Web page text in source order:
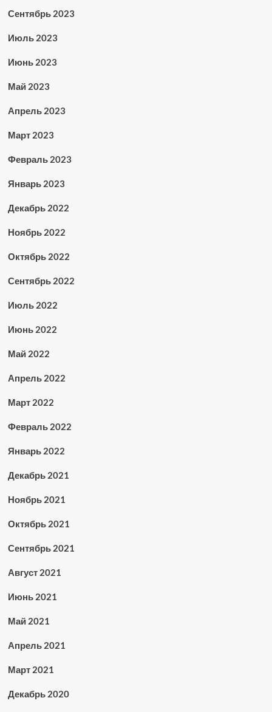
Сентябрь 2023
Июль 2023
Июнь 2023
Май 2023
Апрель 2023
Март 2023
Февраль 2023
Январь 2023
Декабрь 2022
Ноябрь 2022
Октябрь 2022
Сентябрь 2022
Июль 2022
Июнь 2022
Май 2022
Апрель 2022
Март 2022
Февраль 2022
Январь 2022
Декабрь 2021
Ноябрь 2021
Октябрь 2021
Сентябрь 2021
Август 2021
Июнь 2021
Май 2021
Апрель 2021
Март 2021
Декабрь 2020